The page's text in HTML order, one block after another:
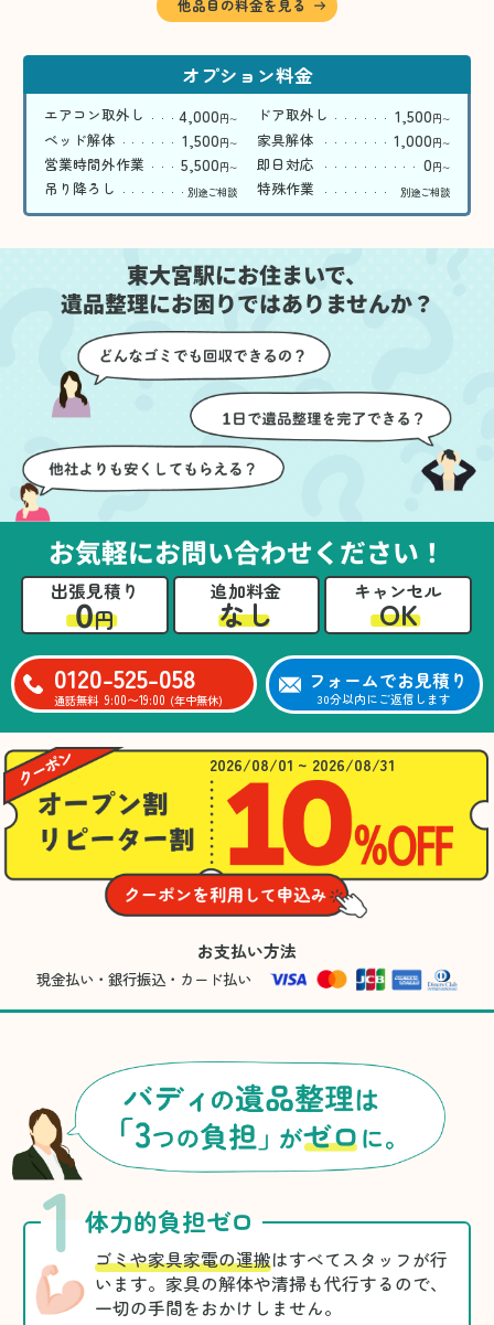
他品目の料金を見る
オプション料金
エアコン取外し 4,000円〜 ドア取外し 1,500円〜
ベッド解体 1,500円〜 家具解体 1,000円〜
営業時間外作業 5,500円〜 即日対応 0円〜
吊り降ろし 別途ご相談 特殊作業 別途ご相談
東大宮駅にお住まいで、
遺品整理にお困りではありませんか？
お気軽にお問い合わせください！
出張見積り
0円
追加料金
なし
キャンセル
OK
0120-525-058
通話無料 9:00〜19:00 (年中無休)
フォームでお見積り
30分以内にご返信します
2026/08/01 ~ 2026/08/31
お支払い方法
現金払い・銀行振込・カード払い
1 体力的負担ゼロ
ゴミや家具家電の運搬はすべてスタッフが行
います。家具の解体や清掃も代行するので、
一切の手間をおかけしません。